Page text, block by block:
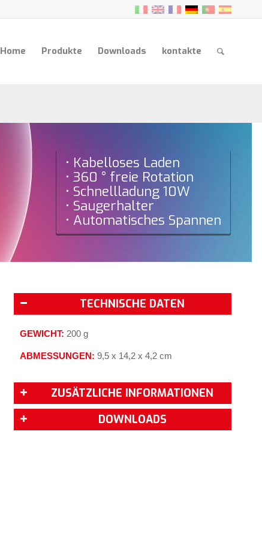
Home Produkte Downloads kontakte
• Kabelloses Laden
• 360 ° freie Rotation
• Schnellladung 10W
• Saugerhalter
• Automatisches Spannen
TECHNISCHE DATEN
GEWICHT: 200 g
ABMESSUNGEN:9,5 x 14,2 x 4,2 cm
ZUSÄTZLICHE INFORMATIONEN
DOWNLOADS